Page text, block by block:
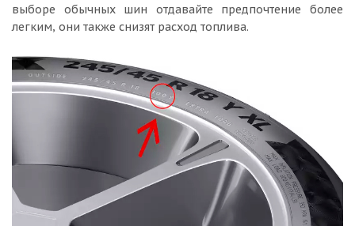
выборе обычных шин отдавайте предпочтение более
легким, они также снизят расход топлива.